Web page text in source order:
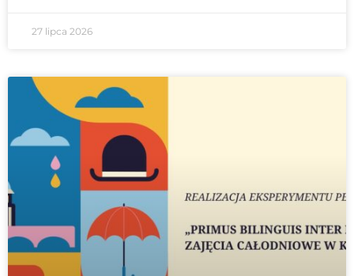
27 lipca 2026